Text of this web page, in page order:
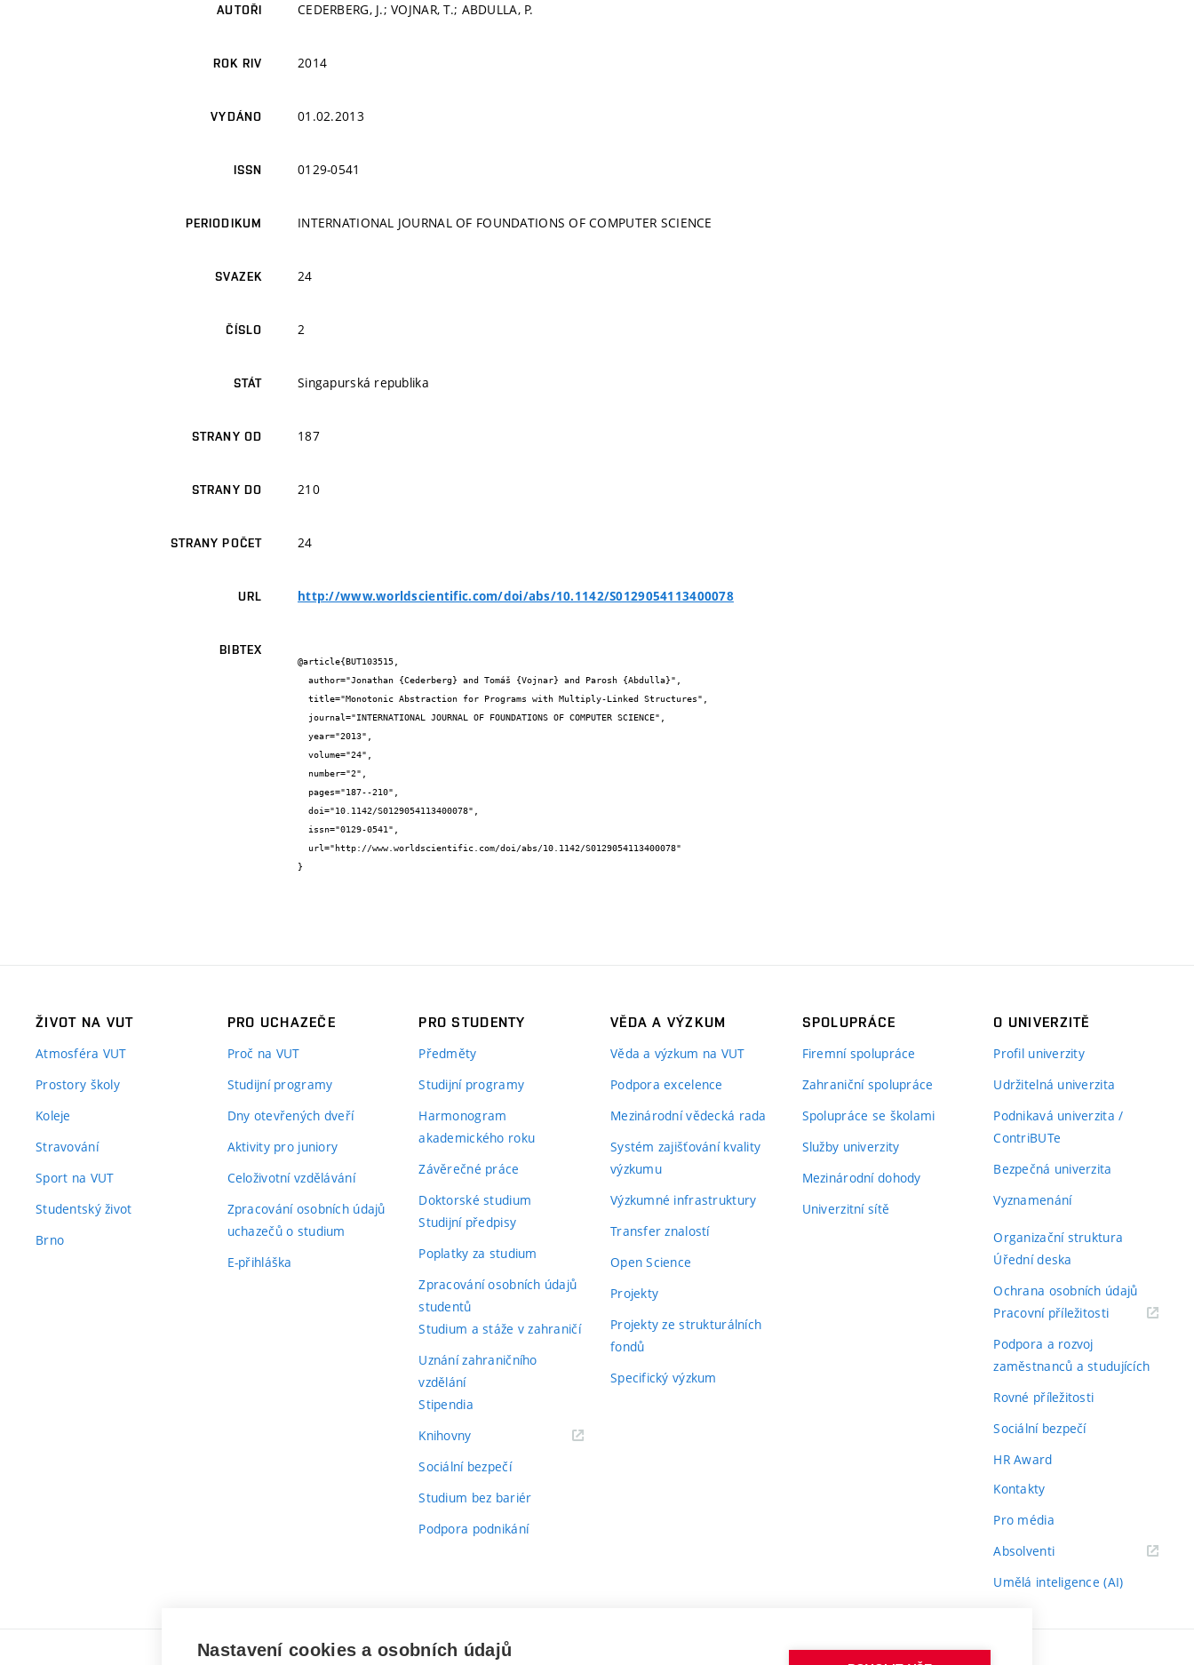
AUTOŘI CEDERBERG, J.; VOJNAR, T.; ABDULLA, P.
ROK RIV 2014
VYDÁNO 01.02.2013
ISSN 0129-0541
PERIODIKUM INTERNATIONAL JOURNAL OF FOUNDATIONS OF COMPUTER SCIENCE
SVAZEK 24
ČÍSLO 2
STÁT Singapurská republika
STRANY OD 187
STRANY DO 210
STRANY POČET 24
URL http://www.worldscientific.com/doi/abs/10.1142/S0129054113400078
BIBTEX
@article{BUT103515,
}
ŽIVOT NA VUT
Atmosféra VUT
Prostory školy
Koleje
Stravování
Sport na VUT
Studentský život
Brno
PRO UCHAZEČE
Proč na VUT
Studijní programy
Dny otevřených dveří
Aktivity pro juniory
Celoživotní vzdělávání
Zpracování osobních údajů
uchazečů o studium
E-přihláška
PRO STUDENTY
Předměty
Studijní programy
Harmonogram
akademického roku
Závěrečné práce
Doktorské studium
Studijní předpisy
Poplatky za studium
Zpracování osobních údajů
studentů
Studium a stáže v zahraničí
Uznání zahraničního
vzdělání
Stipendia
Knihovny(externí
Sociální bezpečí
Studium bez bariér
Podpora podnikání
VĚDA A VÝZKUM
Věda a výzkum na VUT
Podpora excelence
Mezinárodní vědecká rada
Systém zajišťování kvality
výzkumu
Výzkumné infrastruktury
Transfer znalostí
Open Science
Projekty
Projekty ze strukturálních
fondů
Specifický výzkum
SPOLUPRÁCE
Firemní spolupráce
Zahraniční spolupráce
Spolupráce se školami
Služby univerzity
Mezinárodní dohody
Univerzitní sítě
O UNIVERZITĚ
Profil univerzity
Udržitelná univerzita
Podnikavá univerzita /
ContriBUTe
Bezpečná univerzita
Vyznamenání
Organizační struktura
Úřední deska
Ochrana osobních údajů
Pracovní příležitosti(externí
Podpora a rozvoj
zaměstnanců a studujících
Rovné příležitosti
Sociální bezpečí
HR Award
Kontakty
Pro média
Absolventi(externí
Umělá inteligence (AI)
Nastavení cookies a osobních údajů